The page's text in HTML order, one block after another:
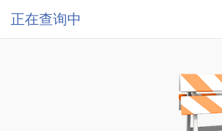
正在查询中